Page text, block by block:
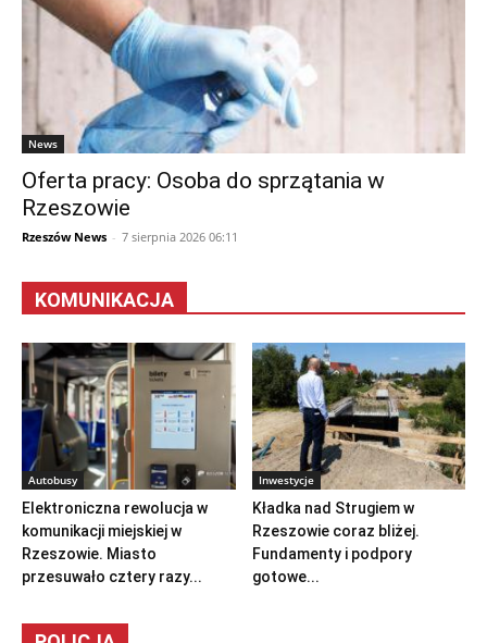
News
Oferta pracy: Osoba do sprzątania w
Rzeszowie
Rzeszów News - 7 sierpnia 2026 06:11
KOMUNIKACJA
Autobusy
Elektroniczna rewolucja w
komunikacji miejskiej w
Rzeszowie. Miasto
przesuwało cztery razy...
Inwestycje
Kładka nad Strugiem w
Rzeszowie coraz bliżej.
Fundamenty i podpory
gotowe...